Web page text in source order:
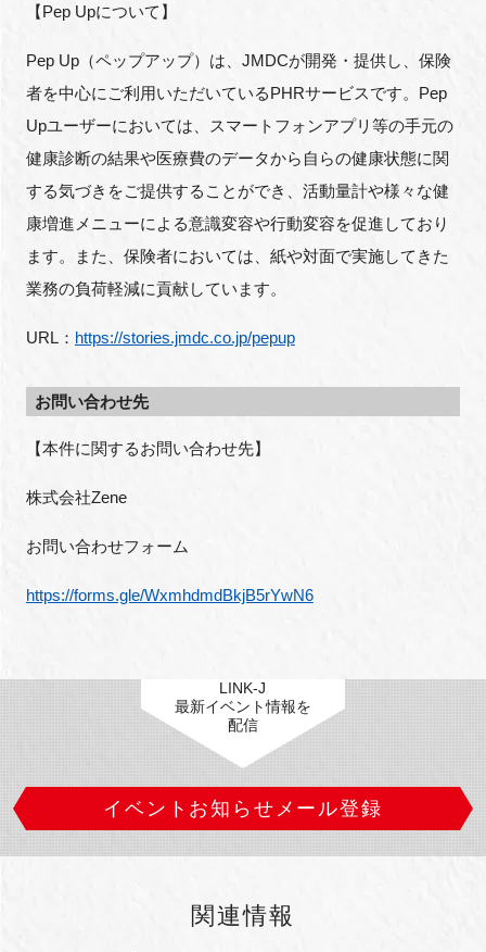
【Pep Upについて】
Pep Up（ペップアップ）は、JMDCが開発・提供し、保険
者を中心にご利用いただいているPHRサービスです。Pep
Upユーザーにおいては、スマートフォンアプリ等の手元の
健康診断の結果や医療費のデータから自らの健康状態に関
する気づきをご提供することができ、活動量計や様々な健
康増進メニューによる意識変容や行動変容を促進しており
ます。また、保険者においては、紙や対面で実施してきた
業務の負荷軽減に貢献しています。
URL： https://stories.jmdc.co.jp/pepup
お問い合わせ先
【本件に関するお問い合わせ先】
株式会社Zene
お問い合わせフォーム
https://forms.gle/WxmhdmdBkjB5rYwN6
LINK-J
最新イベント情報を
配信
イベントお知らせメール登録
関連情報